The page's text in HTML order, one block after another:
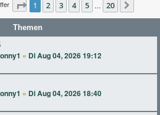
Seite1 von 20
1 2 3 4 5 … 20
Themen
« Di Aug 04, 2026 19:12
« Di Aug 04, 2026 18:40